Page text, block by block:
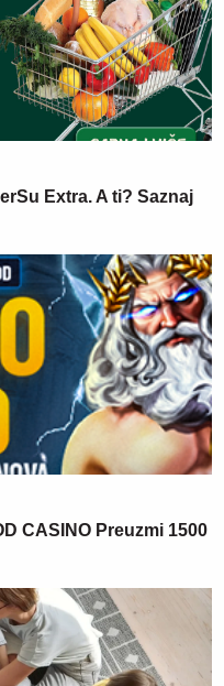
Extra. A ti? Saznaj
CASINO Preuzmi 1500